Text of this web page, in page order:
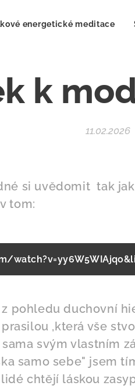
energetické meditace
k
11.02.2026
si uvědomit tak
tom:
pohledu duchovní
,která vše
svým vlastním
samo sebe" jsem
chtějí láskou